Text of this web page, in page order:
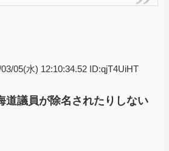
05(水) 12:10:34.52 ID:qjT4UiHT
道議員が除名されたりしない